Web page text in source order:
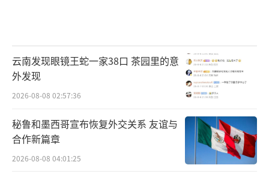
云南发现眼镜王蛇一家38口 茶园里的意
外发现
2026-08-08 02:57:36
秘鲁和墨西哥宣布恢复外交关系 友谊与
合作新篇章
2026-08-08 04:01:25